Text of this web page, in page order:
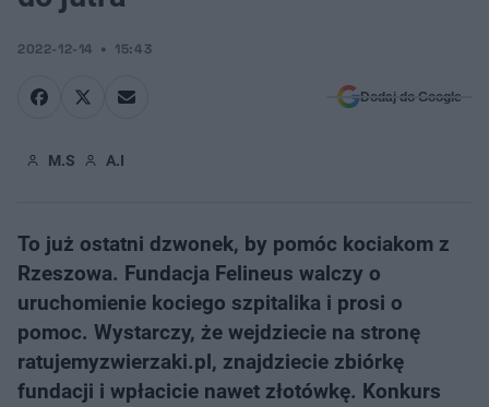
2022-12-14 15:43
Dodaj do Google
M.S A.I
To już ostatni dzwonek, by pomóc kociakom z
Rzeszowa. Fundacja Felineus walczy o
uruchomienie kociego szpitalika i prosi o
pomoc. Wystarczy, że wejdziecie na stronę
ratujemyzwierzaki.pl, znajdziecie zbiórkę
fundacji i wpłacicie nawet złotówkę. Konkurs